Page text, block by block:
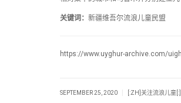
关键词： 新疆维吾尔流浪儿童民盟
https://www.uyghur-archive.com/
SEPTEMBER 25, 2020 [:ZH]关注流浪儿童[:]